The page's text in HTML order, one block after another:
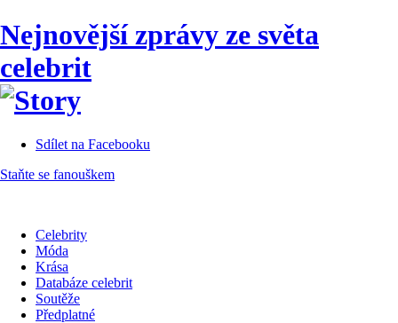
Nejnovější zprávy ze světa
celebrit
Sdílet na Facebooku
Staňte se fanouškem
Celebrity
Móda
Krása
Databáze celebrit
Soutěže
Předplatné